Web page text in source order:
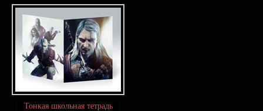
Тонкая школьная тетрадь